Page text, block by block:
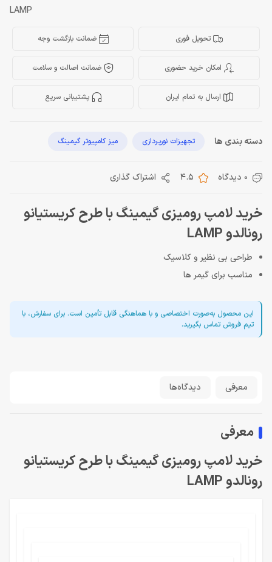
LAMP
تحویل فوری ضمانت بازگشت وجه
امکان خرید حضوری ضمانت اصالت و سلامت
ارسال به تمام ایران پشتیبانی سریع
دسته بندی ها تجهیزات نورپردازی میز کامپیوتر گیمینگ
0 دیدگاه 4.5 اشتراک گذاری
خرید لامپ رومیزی گیمینگ با طرح کریستیانو
رونالدو LAMP
طراحی بی نظیر و کلاسیک
مناسب برای گیمر ها
این محصول به‌صورت اختصاصی و با هماهنگی قابل تأمین است. برای سفارش، با
تیم فروش تماس بگیرید.
معرفی دیدگاه‌ها
معرفی
خرید لامپ رومیزی گیمینگ با طرح کریستیانو
رونالدو LAMP